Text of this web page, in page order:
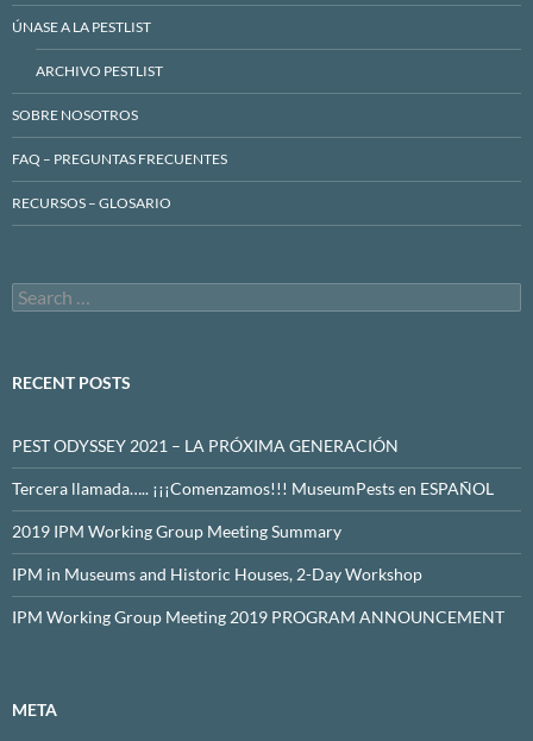
ÚNASE A LA PESTLIST
ARCHIVO PESTLIST
SOBRE NOSOTROS
FAQ – PREGUNTAS FRECUENTES
RECURSOS – GLOSARIO
Search
for:
RECENT POSTS
PEST ODYSSEY 2021 – LA PRÓXIMA GENERACIÓN
Tercera llamada….. ¡¡¡Comenzamos!!! MuseumPests en ESPAÑOL
2019 IPM Working Group Meeting Summary
IPM in Museums and Historic Houses, 2-Day Workshop
IPM Working Group Meeting 2019 PROGRAM ANNOUNCEMENT
META